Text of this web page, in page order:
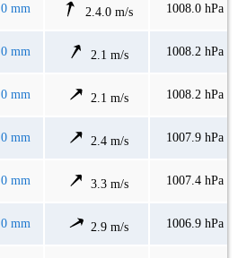
0 mm 2.4.0 m/s 1008.0 hPa
0 mm 2.1 m/s 1008.2 hPa
0 mm 2.1 m/s 1008.2 hPa
0 mm 2.4 m/s 1007.9 hPa
0 mm 3.3 m/s 1007.4 hPa
0 mm 2.9 m/s 1006.9 hPa